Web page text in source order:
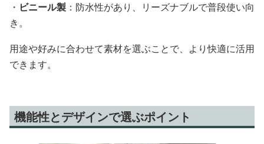
・ ビニール製 ：防水性があり、リーズナブルで普段使い向
き。
用途や好みに合わせて素材を選ぶことで、より快適に活用
できます。
機能性とデザインで選ぶポイント